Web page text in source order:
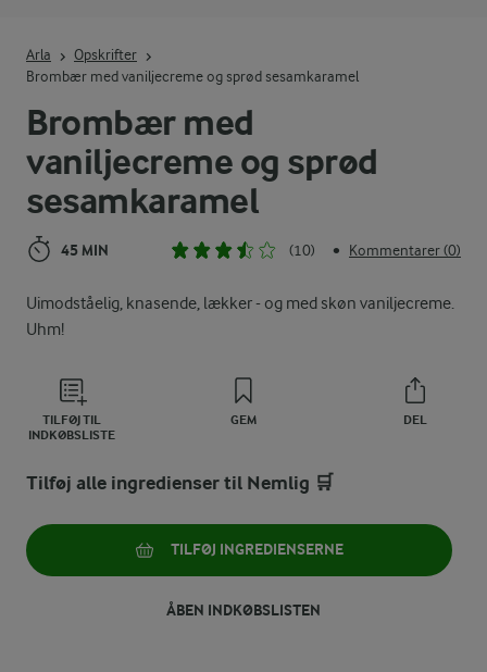
Brombær med
vaniljecreme og sprød
sesamkaramel
45 MIN (10) • Kommentarer (0)
Uimodståelig, knasende, lækker - og med skøn vaniljecreme.
Uhm!
TILFØJ TIL
INDKØBSLISTE
GEM DEL
Arla
Opskrifter
Brombær med vaniljecreme og sprød sesamkaramel
Tilføj alle ingredienser til Nemlig 🛒
TILFØJ INGREDIENSERNE
ÅBEN INDKØBSLISTEN